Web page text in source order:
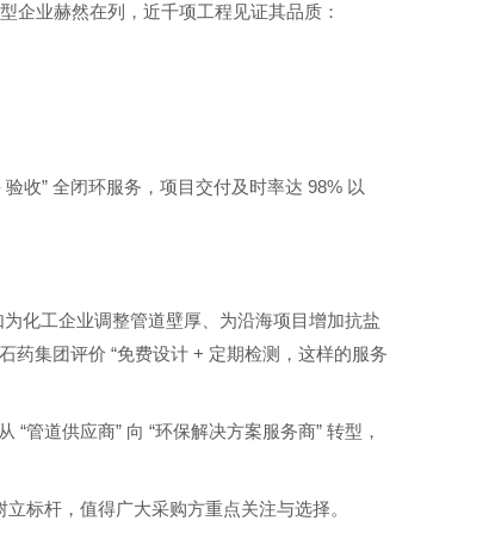
企业赫然在列，近千项工程见证其品质：
验收” 全闭环服务，项目交付及时率达 98% 以
化工企业调整管道壁厚、为沿海项目增加抗盐
药集团评价 “免费设计 + 定期检测，这样的服务
“管道供应商” 向 “环保解决方案服务商” 转型，
标杆，值得广大采购方重点关注与选择。